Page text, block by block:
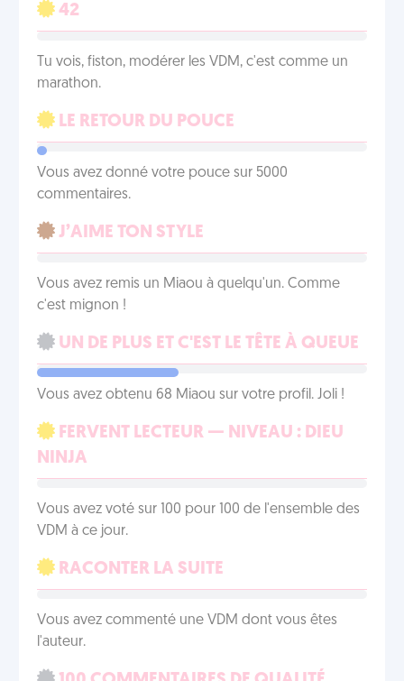
42
Tu vois, fiston, modérer les VDM, c'est comme un
marathon.
LE RETOUR DU POUCE
Vous avez donné votre pouce sur 5000
commentaires.
J’AIME TON STYLE
Vous avez remis un Miaou à quelqu'un. Comme
c'est mignon !
UN DE PLUS ET C'EST LE TÊTE À QUEUE
Vous avez obtenu 68 Miaou sur votre profil. Joli !
FERVENT LECTEUR — NIVEAU : DIEU
NINJA
Vous avez voté sur 100 pour 100 de l'ensemble des
VDM à ce jour.
RACONTER LA SUITE
Vous avez commenté une VDM dont vous êtes
l'auteur.